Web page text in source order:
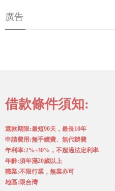
廣告
借款條件須知:
還款期限:最短90天，最長10年
申請費用:無手續費、無代辦費
年利率:2%~30%，不超過法定利率
年齡:須年滿20歲以上
職業:不限行業，無業亦可
地區:限台灣